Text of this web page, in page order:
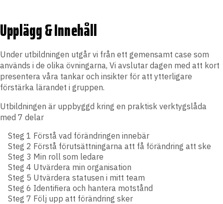
Upplägg & Innehåll
Under utbildningen utgår vi från ett gemensamt case som
används i de olika övningarna, Vi avslutar dagen med att kort
presentera våra tankar och insikter för att ytterligare
förstärka lärandet i gruppen.
Utbildningen är uppbyggd kring en praktisk verktygslåda
med 7 delar
Steg 1 Förstå vad förändringen innebär
Steg 2 Förstå förutsättningarna att få förändring att ske
Steg 3 Min roll som ledare
Steg 4 Utvärdera min organisation
Steg 5 Utvärdera statusen i mitt team
Steg 6 Identifiera och hantera motstånd
Steg 7 Följ upp att förändring sker